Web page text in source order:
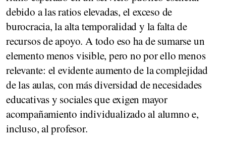
debido a las ratios elevadas, el exceso de
burocracia, la alta temporalidad y la falta de
recursos de apoyo. A todo eso ha de sumarse un
elemento menos visible, pero no por ello menos
relevante: el evidente aumento de la complejidad
de las aulas, con más diversidad de necesidades
educativas y sociales que exigen mayor
acompañamiento individualizado al alumno e,
incluso, al profesor.